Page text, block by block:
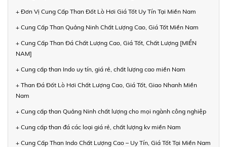
+ Đơn Vị Cung Cấp Than Đốt Lò Hơi Giá Tốt Uy Tín Tại Miền Nam
+ Cung Cấp Than Quảng Ninh Chất Lượng Cao, Giá Tốt Miền Nam
+ Cung Cấp Than Đá Chất Lượng Cao, Giá Tốt, Chất Lượng [MIỀN
NAM]
+ Cung cấp than Indo uy tín, giá rẻ, chất lượng cao miền Nam
+ Than Đá Đốt Lò Hơi Chất Lượng Cao, Giá Tốt, Giao Nhanh Miền
Nam
+ Cung cấp than Quảng Ninh chất lượng cho mọi ngành công nghiệp
+ Cung cấp than đá các loại giá rẻ, chất lượng kv miền Nam
+ Cung Cấp Than Indo Chất Lượng Cao – Uy Tín, Giá Tốt Tại Miền Nam